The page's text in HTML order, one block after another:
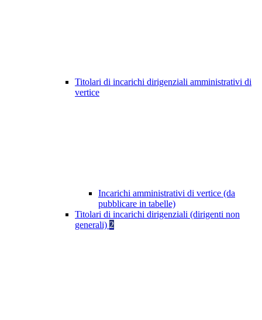
Titolari di incarichi dirigenziali amministrativi di
vertice
Incarichi amministrativi di vertice (da
pubblicare in tabelle)
Titolari di incarichi dirigenziali (dirigenti non
generali) 2